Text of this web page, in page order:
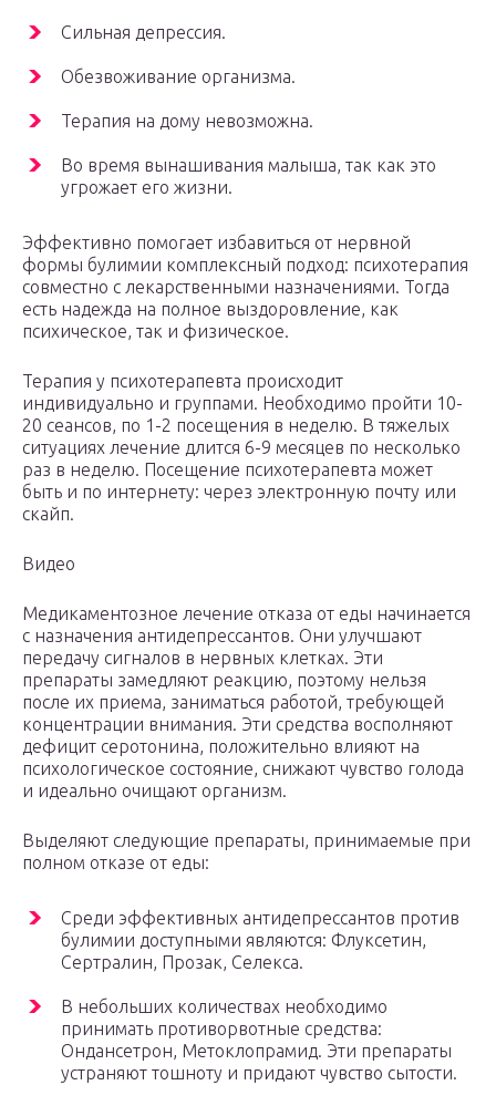
Сильная депрессия.
Обезвоживание организма.
Терапия на дому невозможна.
Во время вынашивания малыша, так как это
угрожает его жизни.
Эффективно помогает избавиться от нервной
формы булимии комплексный подход: психотерапия
совместно с лекарственными назначениями. Тогда
есть надежда на полное выздоровление, как
психическое, так и физическое.
Терапия у психотерапевта происходит
индивидуально и группами. Необходимо пройти 10-
20 сеансов, по 1-2 посещения в неделю. В тяжелых
ситуациях лечение длится 6-9 месяцев по несколько
раз в неделю. Посещение психотерапевта может
быть и по интернету: через электронную почту или
скайп.
Видео
Медикаментозное лечение отказа от еды начинается
с назначения антидепрессантов. Они улучшают
передачу сигналов в нервных клетках. Эти
препараты замедляют реакцию, поэтому нельзя
после их приема, заниматься работой, требующей
концентрации внимания. Эти средства восполняют
дефицит серотонина, положительно влияют на
психологическое состояние, снижают чувство голода
и идеально очищают организм.
Выделяют следующие препараты, принимаемые при
полном отказе от еды:
Среди эффективных антидепрессантов против
булимии доступными являются: Флуксетин,
Сертралин, Прозак, Селекса.
В небольших количествах необходимо
принимать противорвотные средства:
Ондансетрон, Метоклопрамид. Эти препараты
устраняют тошноту и придают чувство сытости.